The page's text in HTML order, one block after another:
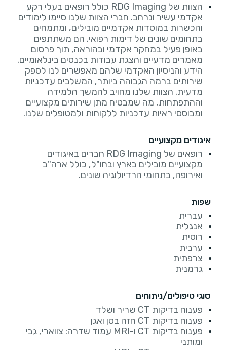
הצוות של RDG Imaging כולל רופאים בעלי רקע
אקדמי עשיר ונרחב. חברי הצוות שלנו סיימו לימודים
והכשרות במוסדות אקדמיים מובילים, ומתמחים
בתחומים שונים של דימות רפואי. הם משתתפים
באופן פעיל במחקר אקדמי ובהוראה, תוך פרסום
מאמרים מדעיים והצגת עבודות בכנסים בינלאומיים.
הידע והניסיון האקדמי שלהם מאפשרים לנו לספק
שירותים ברמה הגבוהה ביותר, המשלבים עדכניות
מדעית. הצוות שלנו מחויב להמשך הלמידה
וההתפתחות, מה שמבטיח מתן שירותים מקצועיים
ומבוססי ראיות עדכניות ללקוחות ולמטופלים שלנו.
איגודים מקצועיים
רופאים של RDG Imaging חברים באיגודים
מקצועיים מובילים בארץ ובחו"ל, כולל ארה"ב
ואירופה, בתחומי הרדיולוגיה שונים.
שפות
עברית
אנגלית
רוסית
ערבית
צרפתית
גרמנית
סוגי טיפולים/ניתוחים
פענוח בדיקות CT שריר ושלד
פענוח בדיקות CT חזה בטן ואגן
פענוח בדיקות CT ו-MRI עמוד שדרה: צווארי, גבי
ומותני